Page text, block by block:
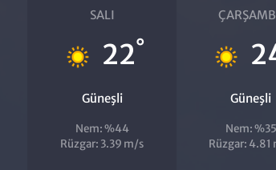
SALI
22°
Güneşli
Nem: %44
Rüzgar: 3.39 m/s
Güneşli
Nem: %35
Rüzgar: 4.81